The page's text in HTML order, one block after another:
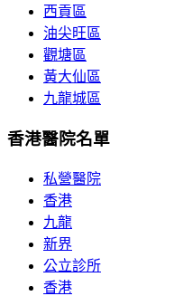
西貢區
油尖旺區
觀塘區
黃大仙區
九龍城區
香港醫院名單
私營醫院
香港
九龍
新界
公立診所
香港